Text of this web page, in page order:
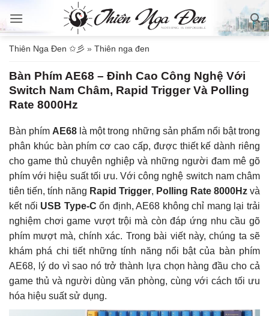
qua
dungThiên Nga Đen ✩彡 » Thiên nga đen
Bàn Phím AE68 – Đỉnh Cao Công Nghệ Với
Switch Nam Châm, Rapid Trigger Và Polling
Rate 8000Hz
Bàn phím AE68 là một trong những sản phẩm nổi bật trong
phân khúc bàn phím cơ cao cấp, được thiết kế dành riêng
cho game thủ chuyên nghiệp và những người đam mê gõ
phím với hiệu suất tối ưu. Với công nghệ switch nam châm
tiên tiến, tính năng Rapid Trigger, Polling Rate 8000Hz và
kết nối USB Type-C ổn định, AE68 không chỉ mang lại trải
nghiệm chơi game vượt trội mà còn đáp ứng nhu cầu gõ
phím mượt mà, chính xác. Trong bài viết này, chúng ta sẽ
khám phá chi tiết những tính năng nổi bật của bàn phím
AE68, lý do vì sao nó trở thành lựa chọn hàng đầu cho cả
game thủ và người dùng văn phòng, cùng với cách tối ưu
hóa hiệu suất sử dụng.